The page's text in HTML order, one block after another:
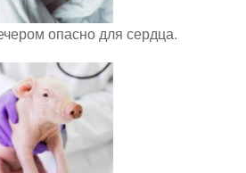
опасно для сердца.